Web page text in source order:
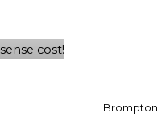
Brompton